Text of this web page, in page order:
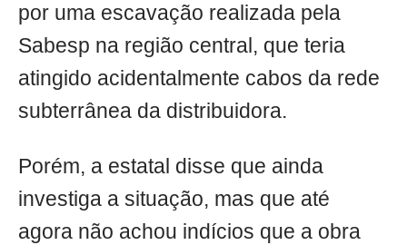
por uma escavação realizada pela
Sabesp na região central, que teria
atingido acidentalmente cabos da rede
subterrânea da distribuidora.
Porém, a estatal disse que ainda
investiga a situação, mas que até
agora não achou indícios que a obra